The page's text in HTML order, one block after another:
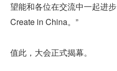
望能和各位在交流中一起进
Create in China。”
值此，大会正式揭幕。